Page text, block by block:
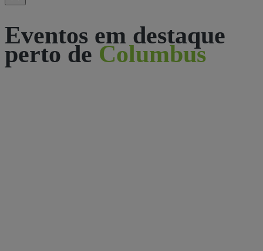
Eventos em destaque
perto de Columbus